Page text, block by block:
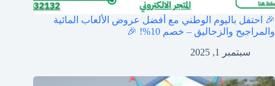
🎉 احتفل باليوم الوطني مع أفضل عروض الألعاب المائية
والمراجيح والزحاليق – خصم 10%! 🎉
سبتمبر 1, 2025